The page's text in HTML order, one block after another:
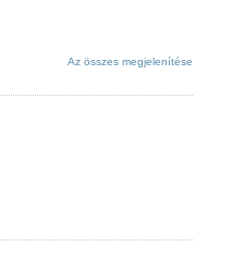
Az összes megjelenítése